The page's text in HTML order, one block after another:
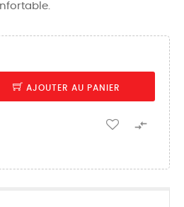
AJOUTER AU PANIER
